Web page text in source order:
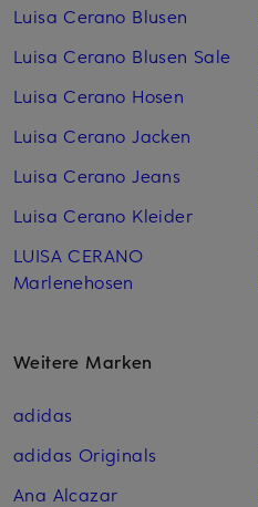
Luisa Cerano Blusen
Luisa Cerano Blusen Sale
Luisa Cerano Hosen
Luisa Cerano Jacken
Luisa Cerano Jeans
Luisa Cerano Kleider
LUISA CERANO
Marlenehosen
Weitere Marken
adidas
adidas Originals
Ana Alcazar